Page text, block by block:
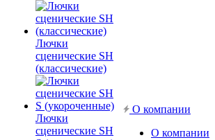
Лючки
сценические SH
(классические)
Лючки
сценические SH
О компании
О компании